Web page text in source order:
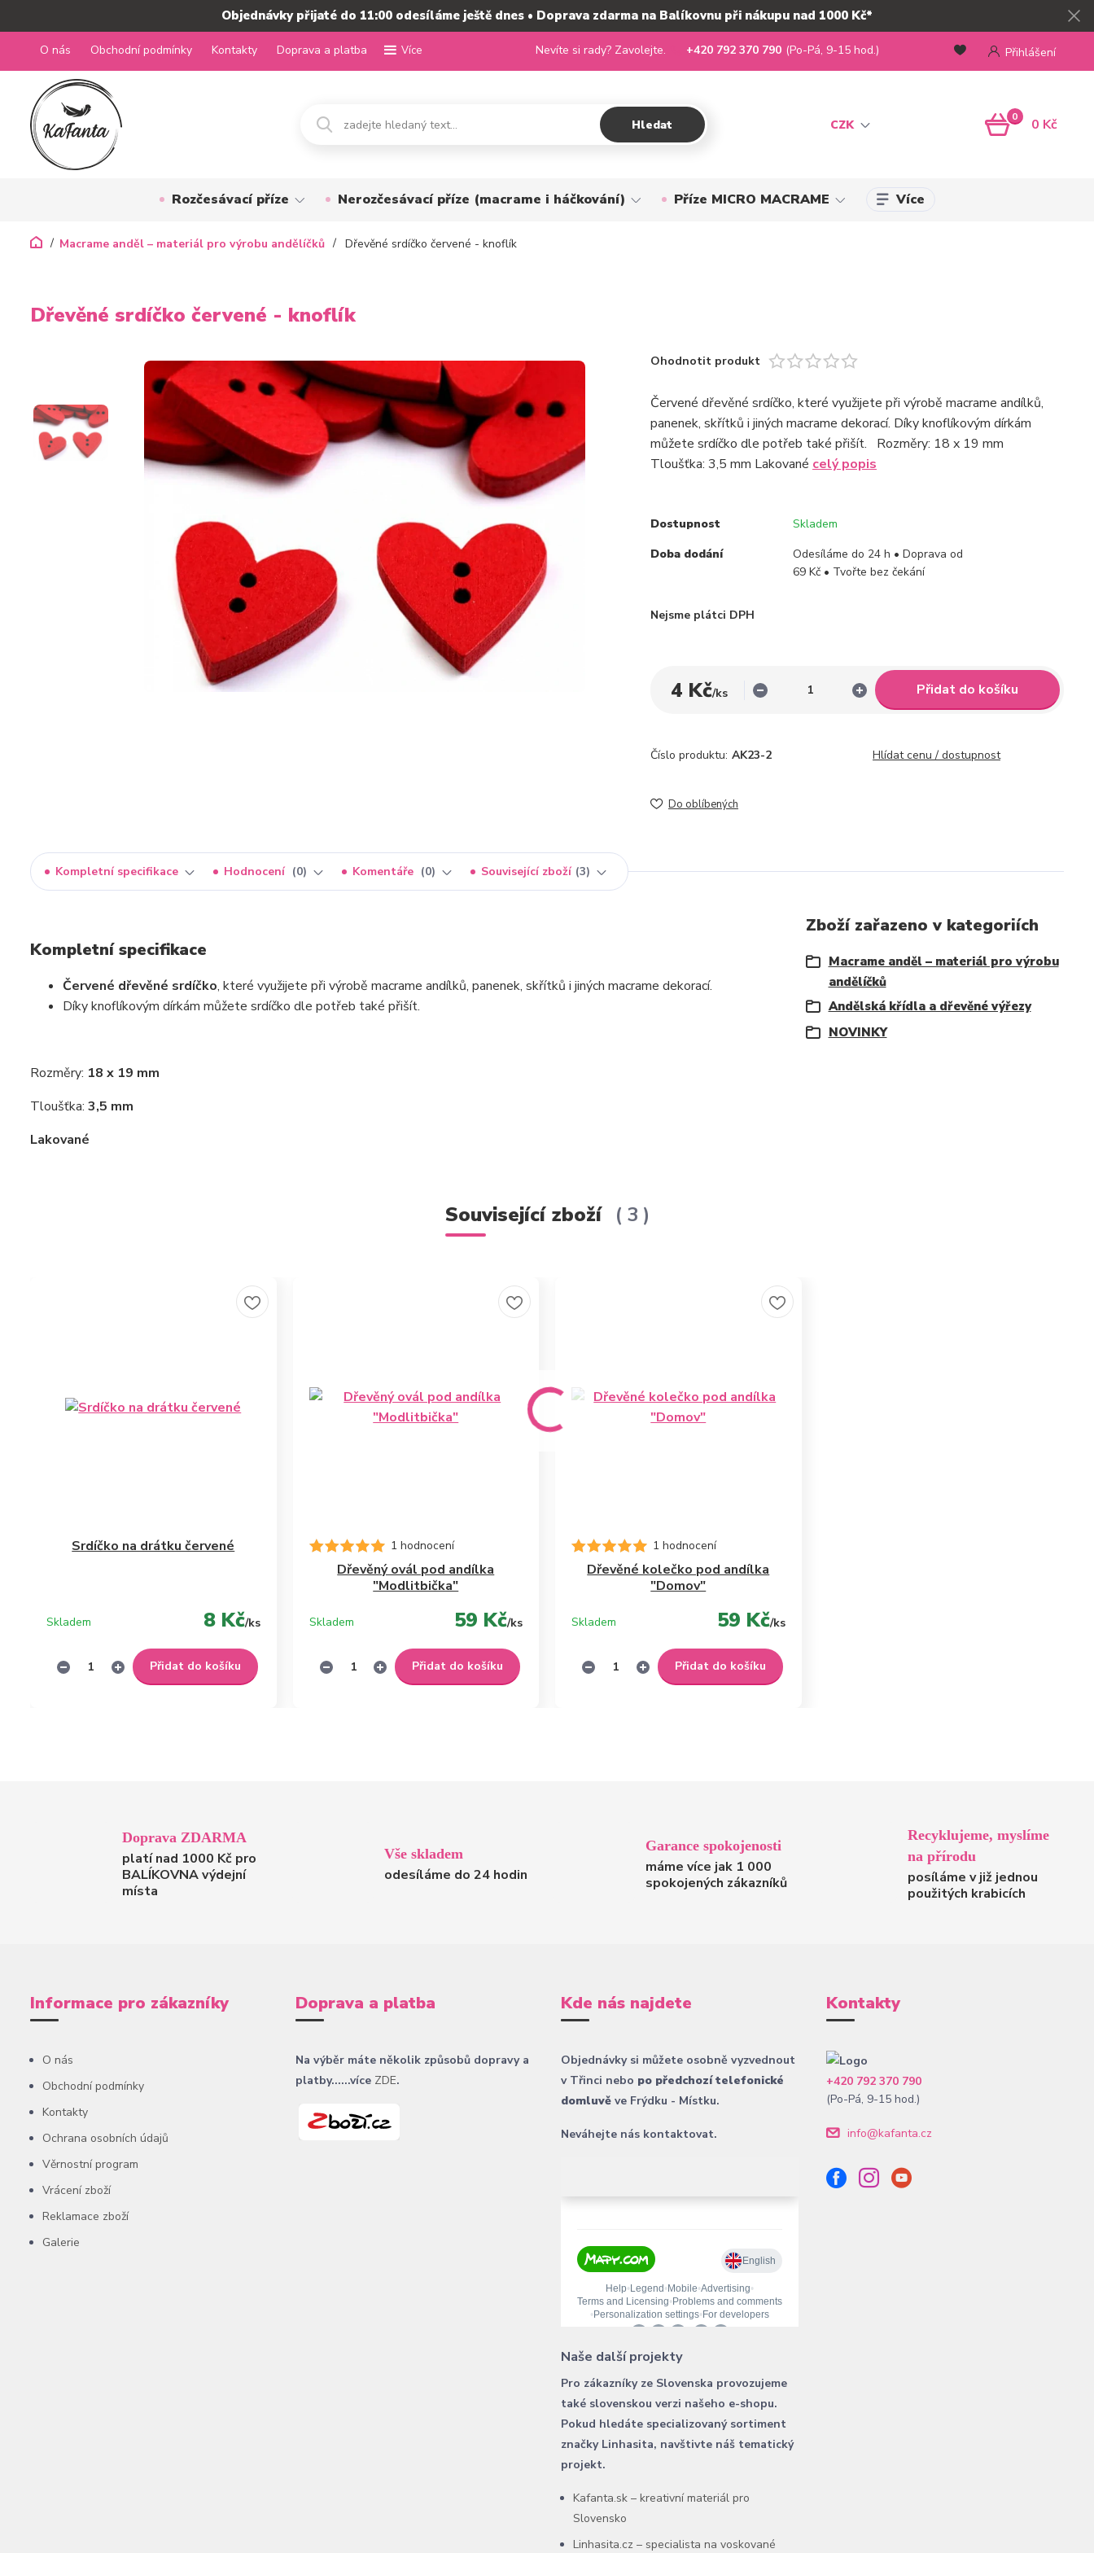
Objednávky přijaté do 11:00 odesíláme ještě dnes • Doprava zdarma na Balíkovnu při nákupu nad 1000 Kč*
O nás Obchodní podmínky Kontakty Doprava a platba Více
CZK
Přihlášení
Hledat
Nevíte si rady? Zavolejte. +420 792 370 790 (Po-Pá, 9-15 hod.)
0 0 Kč
Rozčesávací příze Nerozčesávací příze (macrame i háčkování) Příze MICRO MACRAME Více
Macrame anděl – materiál pro výrobu andělíčků Dřevěné srdíčko červené - knoflík
Dřevěné srdíčko červené - knoflík
Ohodnotit produkt
Červené dřevěné srdíčko, které využijete při výrobě macrame andílků,
panenek, skřítků i jiných macrame dekorací. Díky knoflíkovým dírkám
můžete srdíčko dle potřeb také přišít. Rozměry: 18 x 19 mm
Tloušťka: 3,5 mm Lakované celý popis
Dostupnost
Skladem
Doba dodání
Odesíláme do 24 h • Doprava od
69 Kč • Tvořte bez čekání
Nejsme plátci DPH
4 Kč/ks Přidat do košíku
Číslo produktu: AK23-2 Hlídat cenu / dostupnost
Do oblíbených
Kompletní specifikace Hodnocení 0 Komentáře 0 Související zboží 3
Kompletní specifikace
Červené dřevěné srdíčko, které využijete při výrobě macrame andílků, panenek, skřítků i jiných macrame dekorací.
Díky knoflíkovým dírkám můžete srdíčko dle potřeb také přišít.
Rozměry: 18 x 19 mm
Tloušťka: 3,5 mm
Lakované
Zboží zařazeno v kategoriích
Macrame anděl – materiál pro výrobu
andělíčků
Andělská křídla a dřevěné výřezy
NOVINKY
Související zboží 3
Srdíčko na drátku červené
8 Kč/ks
Skladem
Přidat do košíku
1 hodnocení
Dřevěný ovál pod andílka
"Modlitbička"
59 Kč/ks
Skladem
Přidat do košíku
1 hodnocení
Dřevěné kolečko pod andílka
"Domov"
59 Kč/ks
Skladem
Přidat do košíku
Doprava ZDARMA
platí nad 1000 Kč pro
BALÍKOVNA výdejní
místa
Vše skladem
odesíláme do 24 hodin
Garance spokojenosti
máme více jak 1 000
spokojených zákazníků
Recyklujeme, myslíme
na přírodu
posíláme v již jednou
použitých krabicích
Informace pro zákazníky
O nás
Obchodní podmínky
Kontakty
Ochrana osobních údajů
Věrnostní program
Vrácení zboží
Reklamace zboží
Galerie
Doprava a platba
Na výběr máte několik způsobů dopravy a
platby......více ZDE.
Kde nás najdete
Objednávky si můžete osobně vyzvednout
v Třinci nebo po předchozí telefonické
domluvě ve Frýdku - Místku.
Neváhejte nás kontaktovat.
Naše další projekty
Pro zákazníky ze Slovenska provozujeme
také slovenskou verzi našeho e-shopu.
Pokud hledáte specializovaný sortiment
značky Linhasita, navštivte náš tematický
projekt.
Kafanta.sk – kreativní materiál pro
Slovensko
Linhasita.cz – specialista na voskované
Kontakty
+420 792 370 790
(Po-Pá, 9-15 hod.)
info@kafanta.cz